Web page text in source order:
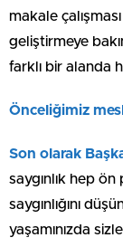
makale
geliştirmeye
farklı bir alanda
Önceliğimiz
Son olarak
saygınlık hep
saygınlığını
yaşamınızda